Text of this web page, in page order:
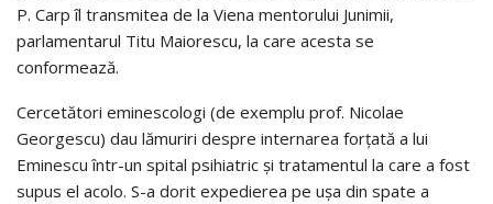
P. Carp îl transmitea de la Viena mentorului Junimii,
parlamentarul Titu Maiorescu, la care acesta se
conformează.
Cercetători eminescologi (de exemplu prof. Nicolae
Georgescu) dau lămuriri despre internarea forţată a lui
Eminescu într-un spital psihiatric şi tratamentul la care a fost
supus el acolo. S-a dorit expedierea pe uşa din spate a